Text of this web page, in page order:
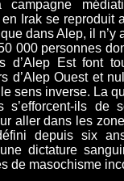
Irak se reproduit
dans Alep, il n’y
000 personnes
d’Alep Est font
d’Alep Ouest et
sens inverse. La
s’efforcent-ils de
aller dans les
depuis six
dictature
de masochisme